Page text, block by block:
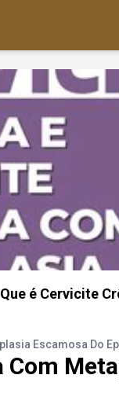
é Cervicite
Escamosa Do